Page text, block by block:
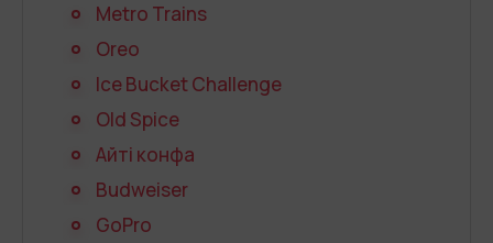
Голосовой AI-агент
Автоматическая система
распределения звонков
UniTalk Chat
Автообзвон
Metro Trains
Oreo
Ice Bucket Challenge
Old Spice
Айті конфа
Budweiser
GoPro